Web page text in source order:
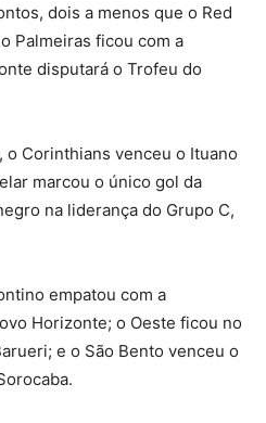
dois a menos que o Red
Palmeiras ficou com a
disputará o Trofeu do
Corinthians venceu o Ituano
marcou o único gol da
na liderança do Grupo C,
empatou com a
Horizonte; o Oeste ficou no
e o São Bento venceu o